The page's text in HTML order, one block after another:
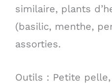
similaire, plants
(basilic, menthe,
assorties.
Outils : Petite pelle,